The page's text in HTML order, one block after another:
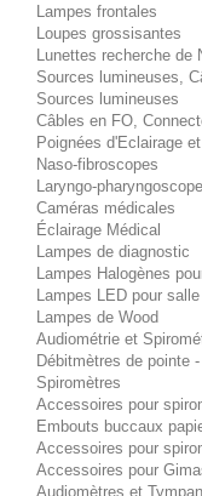
Lampes frontales
Loupes grossisantes
Lunettes recherche de
Sources lumineuses,
Sources lumineuses
Câbles en FO,
Poignées d'Eclairage
Naso-fibroscopes
Laryngo-pharyngoscope
Caméras médicales
Éclairage Médical
Lampes de diagnostic
Lampes Halogènes
Lampes LED pour
Lampes de Wood
Audiométrie et
Débitmètres de pointe
Spiromètres
Accessoires pour
Embouts buccaux
Accessoires pour
Accessoires pour
Audiomètres et